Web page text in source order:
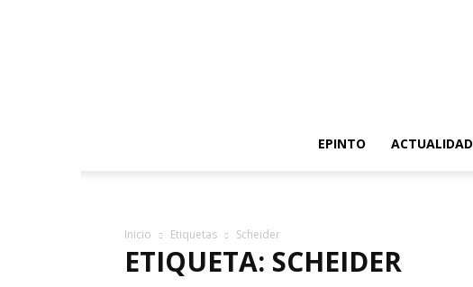
EPINTO
ACTUALIDAD
Inicio Etiquetas Scheider
ETIQUETA: SCHEIDER